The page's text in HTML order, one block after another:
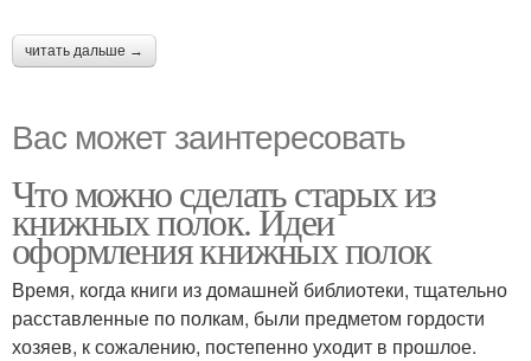
читать дальше →
Вас может заинтересовать
Что можно сделать старых из
книжных полок. Идеи
оформления книжных полок
Время, когда книги из домашней библиотеки, тщательно
расставленные по полкам, были предметом гордости
хозяев, к сожалению, постепенно уходит в прошлое.